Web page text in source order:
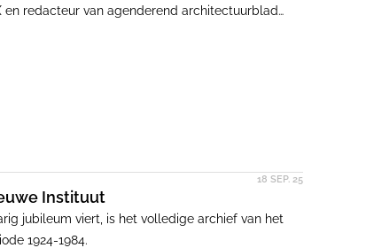
redacteur van agenderend architectuurblad
18 SEP. 25
Instituut
jubileum viert, is het volledige archief van het
1924-1984.